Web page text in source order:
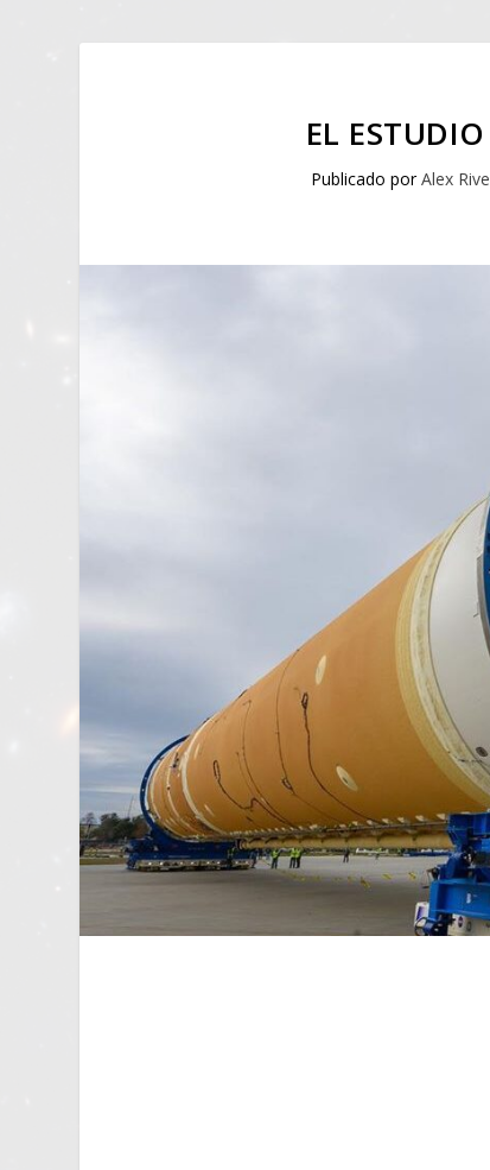
EL
Publicado porAlex